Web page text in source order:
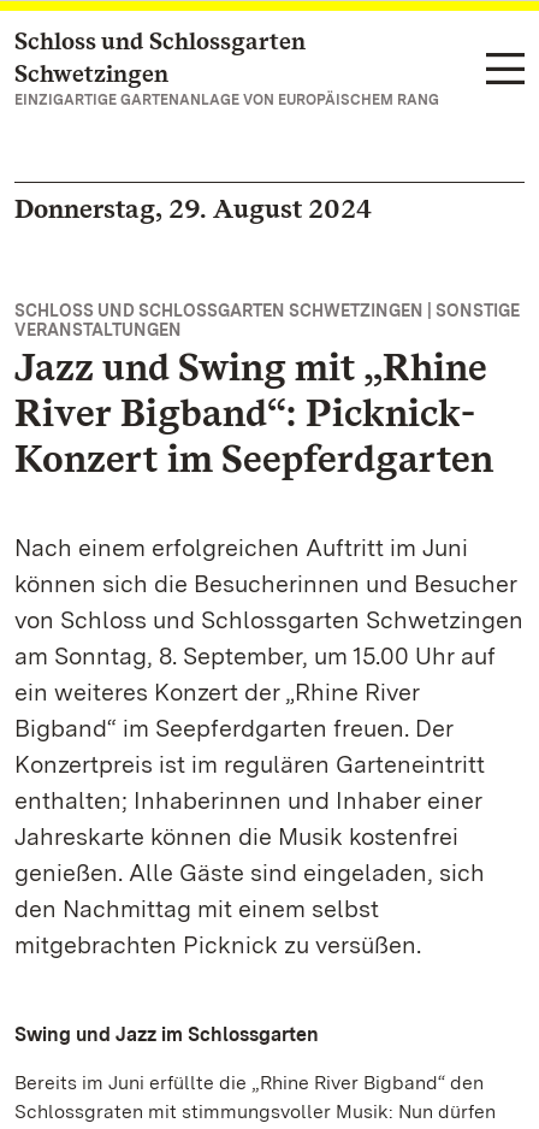
Zum Hauptinhalt springen
Schloss und Schlossgarten
Schwetzingen
EINZIGARTIGE GARTENANLAGE VON EUROPÄISCHEM RANG
Donnerstag, 29. August 2024
SCHLOSS UND SCHLOSSGARTEN SCHWETZINGEN | SONSTIGE
VERANSTALTUNGEN
Jazz und Swing mit „Rhine
River Bigband“: Picknick-
Konzert im Seepferdgarten
Nach einem erfolgreichen Auftritt im Juni
können sich die Besucherinnen und Besucher
von Schloss und Schlossgarten Schwetzingen
am Sonntag, 8. September, um 15.00 Uhr auf
ein weiteres Konzert der „Rhine River
Bigband“ im Seepferdgarten freuen. Der
Konzertpreis ist im regulären Garteneintritt
enthalten; Inhaberinnen und Inhaber einer
Jahreskarte können die Musik kostenfrei
genießen. Alle Gäste sind eingeladen, sich
den Nachmittag mit einem selbst
mitgebrachten Picknick zu versüßen.
Swing und Jazz im Schlossgarten
Bereits im Juni erfüllte die „Rhine River Bigband“ den
Schlossgraten mit stimmungsvoller Musik: Nun dürfen